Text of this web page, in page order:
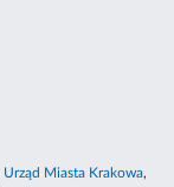
Urząd Miasta Krakowa,